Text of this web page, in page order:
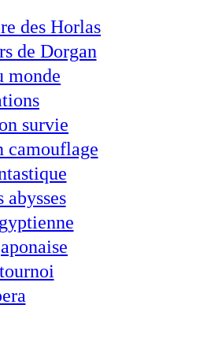
des Horlas
de Dorgan
monde
survie
camouflage